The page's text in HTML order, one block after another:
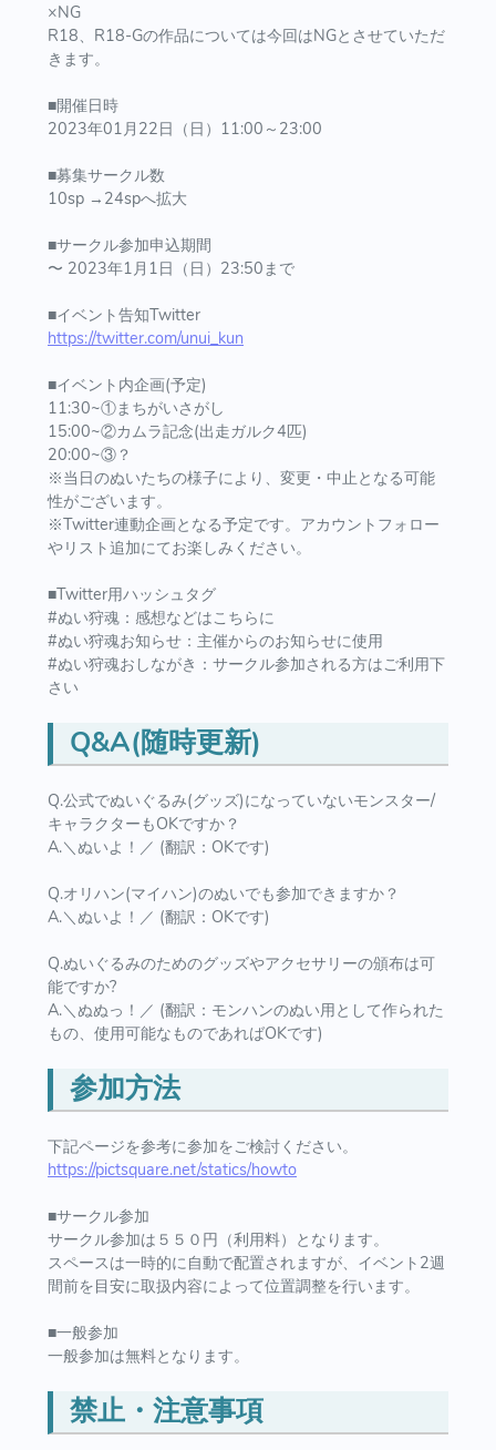
×NG
R18、R18-Gの作品については今回はNGとさせていただ
きます。
■開催日時
2023年01月22日（日）11:00～23:00
■募集サークル数
10sp →24spへ拡大
■サークル参加申込期間
〜 2023年1月1日（日）23:50まで
■イベント告知Twitter
https://twitter.com/unui_kun
■イベント内企画(予定)
11:30~①まちがいさがし
15:00~②カムラ記念(出走ガルク4匹)
20:00~③？
※当日のぬいたちの様子により、変更・中止となる可能
性がございます。
※Twitter連動企画となる予定です。アカウントフォロー
やリスト追加にてお楽しみください。
■Twitter用ハッシュタグ
#ぬい狩魂：感想などはこちらに
#ぬい狩魂お知らせ：主催からのお知らせに使用
#ぬい狩魂おしながき：サークル参加される方はご利用下
さい
Q&A(随時更新)
Q.公式でぬいぐるみ(グッズ)になっていないモンスター/
キャラクターもOKですか？
A.＼ぬいよ！／ (翻訳：OKです)
Q.オリハン(マイハン)のぬいでも参加できますか？
A.＼ぬいよ！／ (翻訳：OKです)
Q.ぬいぐるみのためのグッズやアクセサリーの頒布は可
能ですか?
A.＼ぬぬっ！／ (翻訳：モンハンのぬい用として作られた
もの、使用可能なものであればOKです)
参加方法
下記ページを参考に参加をご検討ください。
https://pictsquare.net/statics/howto
■サークル参加
サークル参加は５５０円（利用料）となります。
スペースは一時的に自動で配置されますが、イベント2週
間前を目安に取扱内容によって位置調整を行います。
■一般参加
一般参加は無料となります。
禁止・注意事項